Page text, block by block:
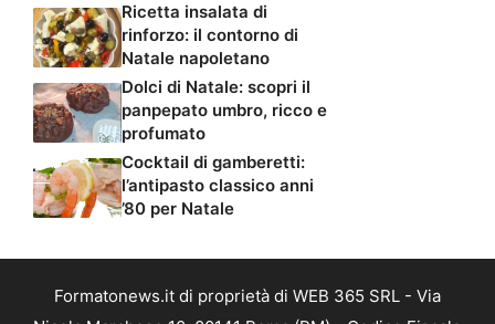
Ricetta insalata di
rinforzo: il contorno di
Natale napoletano
Dolci di Natale: scopri il
panpepato umbro, ricco e
profumato
Cocktail di gamberetti:
l’antipasto classico anni
’80 per Natale
Formatonews.it di proprietà di WEB 365 SRL - Via